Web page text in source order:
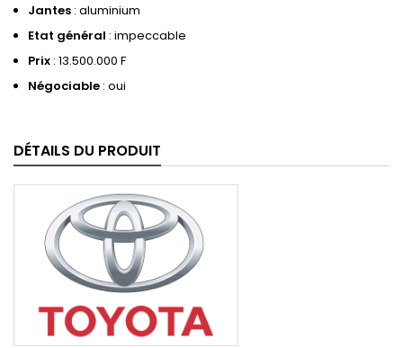
Jantes : aluminium
Etat général : impeccable
Prix : 13.500.000 F
Négociable : oui
DÉTAILS DU PRODUIT